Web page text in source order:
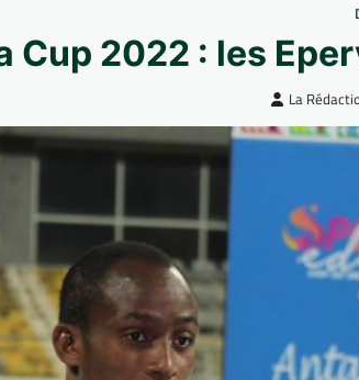
Cup 2022 : les
La